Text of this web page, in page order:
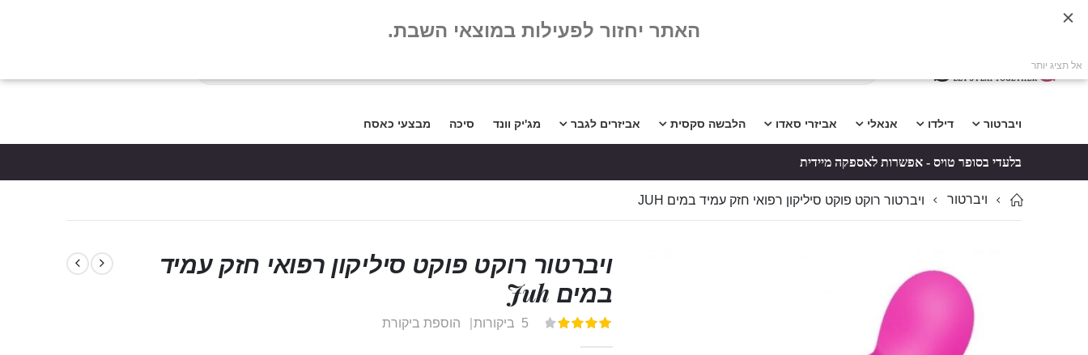
סל קניות
ויברטור דילדו אנאלי אביזרי סאדו הלבשה סקסית אביזרים לגבר מג'יק וונד סיכה מבצעי כאסח
בלעדי בסופר טויס - אפשרות לאספקה מיידית
ויברטור ויברטור רוקט פוקט סיליקון רפואי חזק עמיד במים JUH
ויברטור רוקט פוקט סיליקון רפואי חזק עמיד
במים Juh
דירוג:
5 ביקורות הוספת ביקורת
האתר יחזור לפעילות במוצאי השבת.
אל תציג יותר